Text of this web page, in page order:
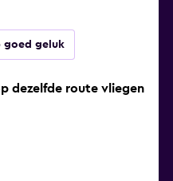
goed geluk
dezelfde route vliegen